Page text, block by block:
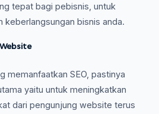
tepat bagi pebisnis, untuk
keberlangsungan bisnis anda.
memanfaatkan SEO, pastinya
yaitu untuk meningkatkan
dari pengunjung website terus